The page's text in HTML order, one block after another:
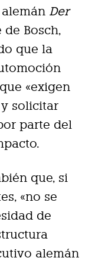
Der
Bosch,
que la
«exigen
solicitar
parte del
que, si
«no se
de
alemán